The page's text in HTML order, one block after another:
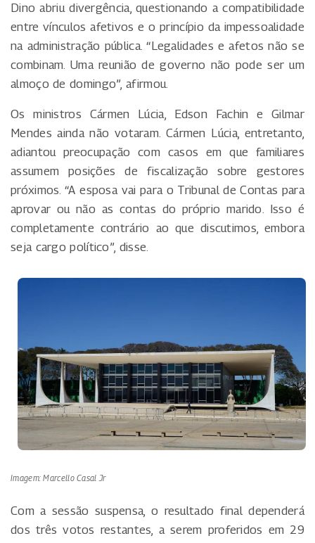
Dino abriu divergência, questionando a compatibilidade
entre vínculos afetivos e o princípio da impessoalidade
na administração pública. “Legalidades e afetos não se
combinam. Uma reunião de governo não pode ser um
almoço de domingo”, afirmou.
Os ministros Cármen Lúcia, Edson Fachin e Gilmar
Mendes ainda não votaram. Cármen Lúcia, entretanto,
adiantou preocupação com casos em que familiares
assumem posições de fiscalização sobre gestores
próximos. “A esposa vai para o Tribunal de Contas para
aprovar ou não as contas do próprio marido. Isso é
completamente contrário ao que discutimos, embora
seja cargo político”, disse.
Imagem: Marcello Casal Jr
Com a sessão suspensa, o resultado final dependerá
dos três votos restantes, a serem proferidos em 29